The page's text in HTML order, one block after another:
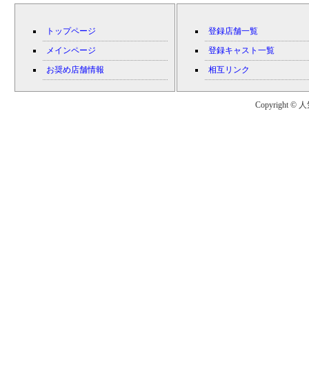
トップページ
メインページ
お奨め店舗情報
登録店舗一覧
登録キャスト一覧
相互リンク
Copyright © 人